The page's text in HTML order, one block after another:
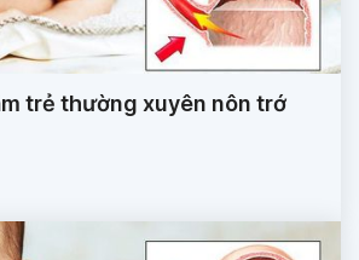
trẻ thường xuyên nôn trớ